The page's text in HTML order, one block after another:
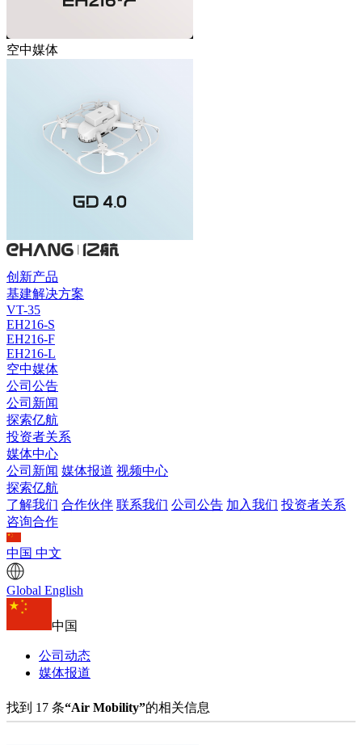
空中媒体
创新产品
基建解决方案
VT-35
EH216-S
EH216-F
EH216-L
空中媒体
公司公告
公司新闻
探索亿航
投资者关系
媒体中心
公司新闻 媒体报道 视频中心
探索亿航
了解我们 合作伙伴 联系我们 公司公告 加入我们 投资者关系
咨询合作
中国 中文
Global English
中国
公司动态
媒体报道
找到 17 条“Air Mobility”的相关信息